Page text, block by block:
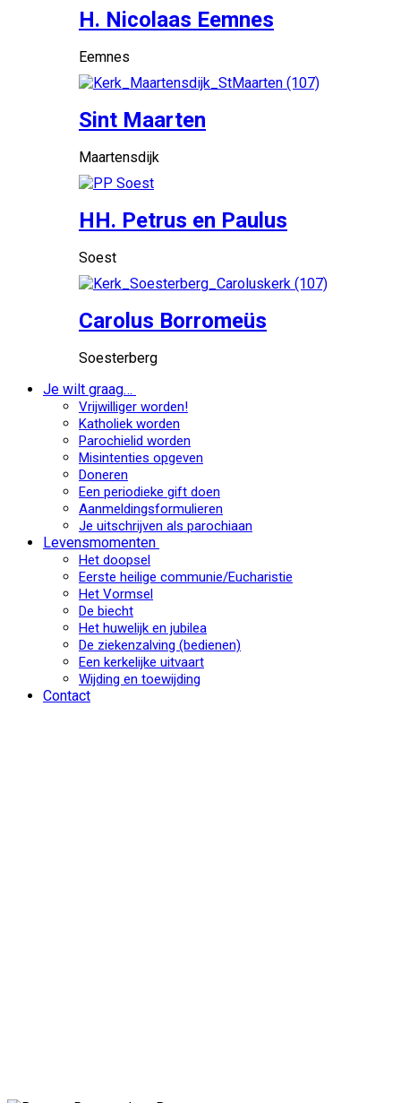
H. Nicolaas Eemnes
Eemnes
Sint Maarten
Maartensdijk
HH. Petrus en Paulus
Soest
Carolus Borromeüs
Soesterberg
Je wilt graag…
Vrijwilliger worden!
Katholiek worden
Parochielid worden
Misintenties opgeven
Doneren
Een periodieke gift doen
Aanmeldingsformulieren
Je uitschrijven als parochiaan
Levensmomenten
Het doopsel
Eerste heilige communie/Eucharistie
Het Vormsel
De biecht
Het huwelijk en jubilea
De ziekenzalving (bedienen)
Een kerkelijke uitvaart
Wijding en toewijding
Contact